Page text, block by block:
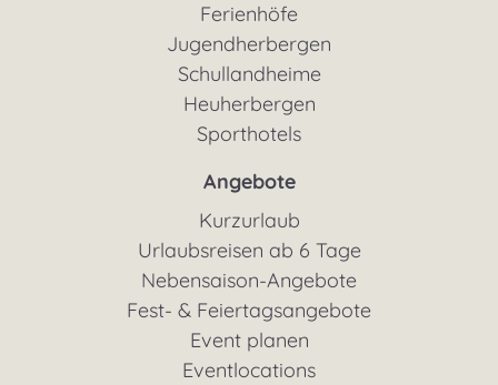
Ferienhöfe
Jugendherbergen
Schullandheime
Heuherbergen
Sporthotels
Angebote
Kurzurlaub
Urlaubsreisen ab 6 Tage
Nebensaison-Angebote
Fest- & Feiertagsangebote
Event planen
Eventlocations